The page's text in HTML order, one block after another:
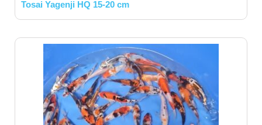
Tosai Yagenji HQ 15-20 cm